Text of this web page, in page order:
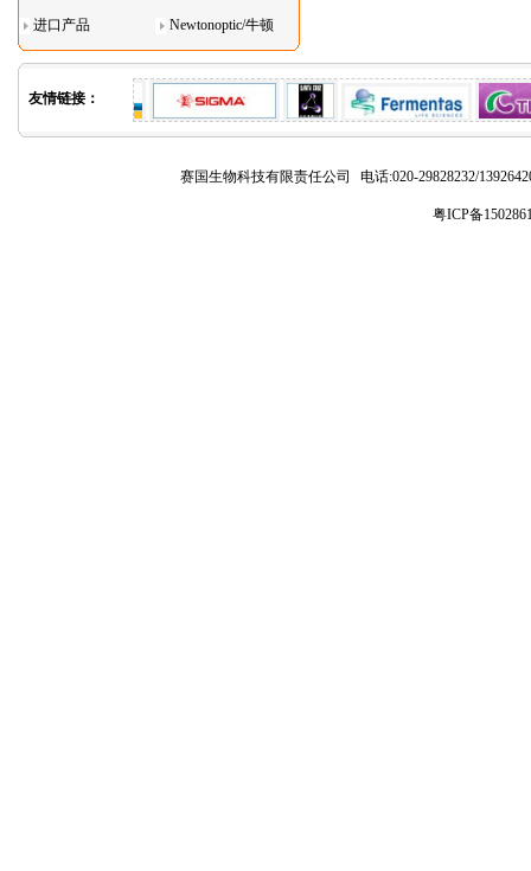
进口产品 Newtonoptic/牛顿
光学
友情链接：
赛国生物科技有限责任公司 电话:020-29828232/
粤ICP备